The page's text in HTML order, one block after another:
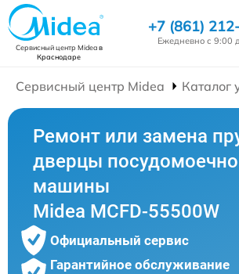
Сервисный центр Mideaв
Краснодаре
+7 (861)
Ежедневно с 9:00
Сервисный центр Midea Каталог
Ремонт или замена
дверцы
машины
Midea MCFD-55500W
Официальный сервис
Гарантийное обслуживание